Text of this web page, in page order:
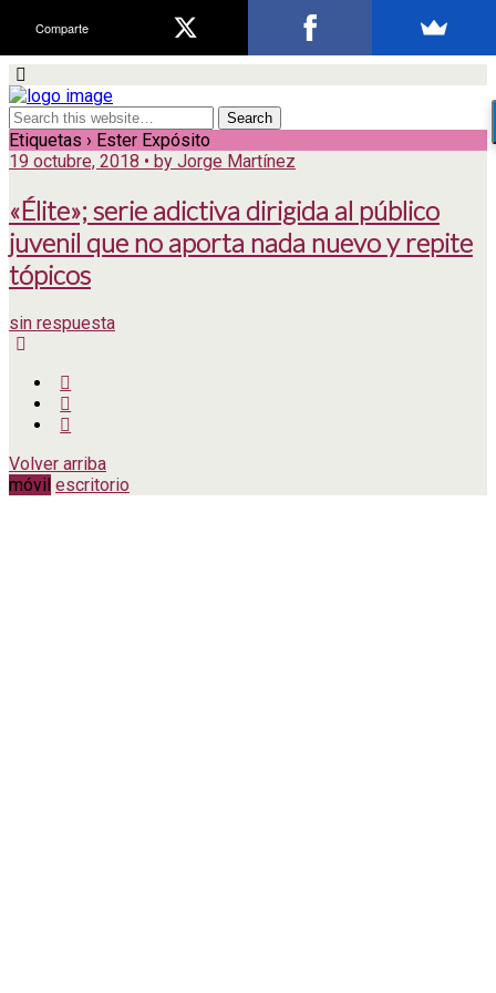
Etiquetas › Ester Expósito
19 octubre, 2018 • by Jorge Martínez
«Élite»; serie adictiva dirigida al público
juvenil que no aporta nada nuevo y repite
tópicos
sin respuesta
Volver arriba
móvil escritorio
Comparte